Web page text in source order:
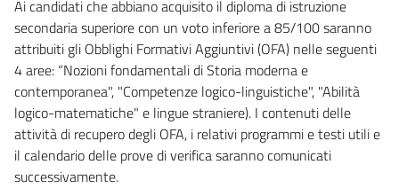
Ai candidati che abbiano acquisito il diploma di istruzione
secondaria superiore con un voto inferiore a 85/100 saranno
attribuiti gli Obblighi Formativi Aggiuntivi (OFA) nelle seguenti
4 aree: “Nozioni fondamentali di Storia moderna e
contemporanea", "Competenze logico-linguistiche", "Abilità
logico-matematiche" e lingue straniere). I contenuti delle
attività di recupero degli OFA, i relativi programmi e testi utili e
il calendario delle prove di verifica saranno comunicati
successivamente.